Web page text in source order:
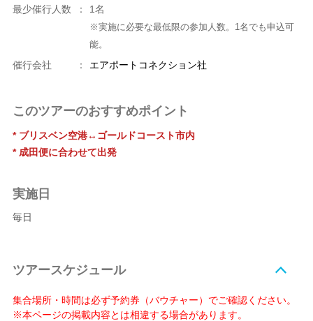
最少催行人数
： 1名
※実施に必要な最低限の参加人数。1名でも申込可
能。
催行会社 ： エアポートコネクション社
このツアーのおすすめポイント
* ブリスベン空港↔︎ゴールドコースト市内
* 成田便に合わせて出発
実施日
毎日
ツアースケジュール
集合場所・時間は必ず予約券（バウチャー）でご確認ください。
※本ページの掲載内容とは相違する場合があります。